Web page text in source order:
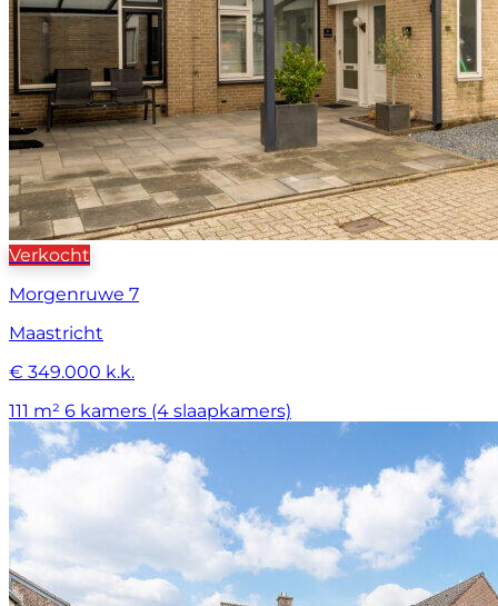
Verkocht
Morgenruwe 7
Maastricht
€ 349.000 k.k.
111 m² 6 kamers (4 slaapkamers)